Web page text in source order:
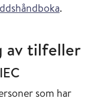
.
av tilfeller
som har